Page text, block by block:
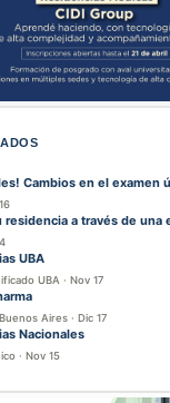
Cambios en el examen
residencia a través de una
UBA
UBA · Nov 17
Aires · Dic 17
Nacionales
· Nov 15